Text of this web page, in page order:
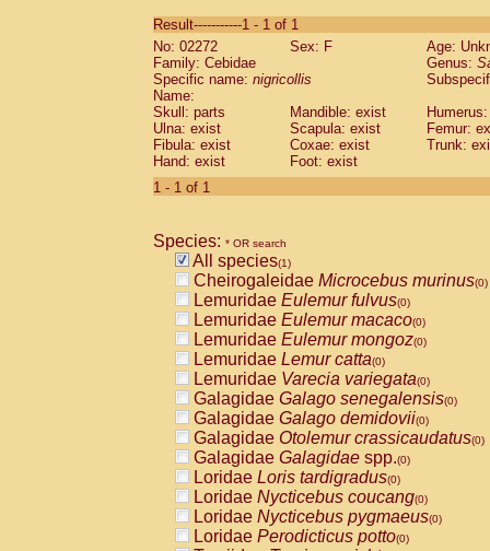
CebidaeSaguinus labiatus(0)
Cebidae Saguinus leucopus (0)
Cebidae
CebidaeSaguinus mystax
Cebidae Saguinus nigricollis (1)
Cebidae Saguinus oedipus
Cebidae Saguinus weddelli
Cebidae Saguinusspp.
Cebidae
CebidaeCebus capucinus
CebidaeCebus nigrivittatus
CebidaeCebus spp.(0)
CebidaeSaimiri boliviensis(0)
CebidaeSaimiri sciureus(0)
AtelidaeAlouatta caraya(0)
AtelidaeAlouatta fusca(0)
AtelidaeAlouatta seniculus(0)
AtelidaeAlouattaspp.(0)
AtelidaeAteles belzebuth(0)
AtelidaeAteles geoffroyi(0)
AtelidaeAteles paniscus(0)
AtelidaeAtelesspp.(0)
AtelidaeLagothrix lagothricha(0)
AtelidaeLagothrix lagothricha cana
PitheciidaeCacajao calvus
Result-----------1 - 1 of 1
No: 02272
Sex: F
Age:
Family: Cebidae
Genus:
Specific name: nigricollis
Name:
Skull: parts
Mandible: exist
Ulna: exist
Scapula: exist
Femur:
Fibula: exist
Coxae: exist
Trunk:
Hand: exist
Foot: exist
1 - 1 of 1
Species: * OR search
All species(1)
Cheirogaleidae Microcebus murinus(0)
Lemuridae Eulemur fulvus(0)
Lemuridae Eulemur macaco(0)
Lemuridae Eulemur mongoz(0)
Lemuridae Lemur catta(0)
Lemuridae Varecia variegata(0)
Galagidae Galago senegalensis(0)
Galagidae Galago demidovii(0)
Galagidae Otolemur crassicaudatus(0)
Galagidae Galagidae spp.(0)
Loridae Loris tardigradus(0)
Loridae Nycticebus coucang(0)
Loridae Nycticebus pygmaeus(0)
Loridae Perodicticus potto(0)